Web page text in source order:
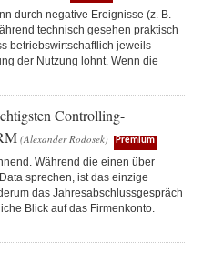
durch negative Ereignisse (z. B.
technisch gesehen praktisch
betriebswirtschaftlich jeweils
der Nutzung lohnt. Wenn die
Controlling-
(Alexander Rodosek) Premium
Während die einen über
sprechen, ist das einzige
das Jahresabschlussgespräch
Blick auf das Firmenkonto.